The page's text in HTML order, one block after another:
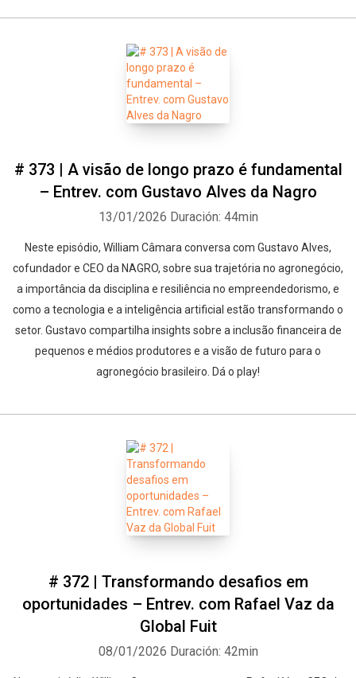
# 373 | A visão de longo prazo é fundamental
– Entrev. com Gustavo Alves da Nagro
13/01/2026 Duración: 44min
Neste episódio, William Câmara conversa com Gustavo Alves,
cofundador e CEO da NAGRO, sobre sua trajetória no agronegócio,
a importância da disciplina e resiliência no empreendedorismo, e
como a tecnologia e a inteligência artificial estão transformando o
setor. Gustavo compartilha insights sobre a inclusão financeira de
pequenos e médios produtores e a visão de futuro para o
agronegócio brasileiro. Dá o play!
# 372 | Transformando desafios em
oportunidades – Entrev. com Rafael Vaz da
Global Fuit
08/01/2026 Duración: 42min